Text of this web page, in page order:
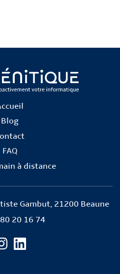
Blog
FAQ
à distance
Gambut, 21200 Beaune
20 16 74